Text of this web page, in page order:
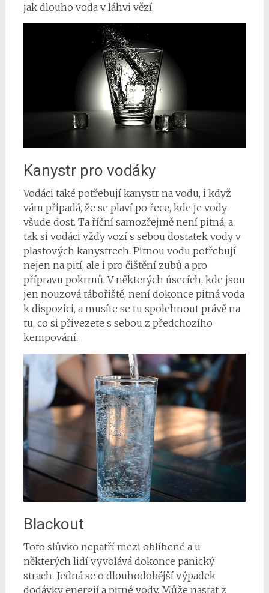
jak dlouho voda v láhvi vězí.
Kanystr pro vodáky
Vodáci také potřebují kanystr na vodu, i když
vám připadá, že se plaví po řece, kde je vody
všude dost. Ta říční samozřejmě není pitná, a
tak si vodáci vždy vozí s sebou dostatek vody v
plastových kanystrech. Pitnou vodu potřebují
nejen na pití, ale i pro čištění zubů a pro
přípravu pokrmů. V některých úsecích, kde jsou
jen nouzová tábořiště, není dokonce pitná voda
k dispozici, a musíte se tu spolehnout právě na
tu, co si přivezete s sebou z předchozího
kempování.
Blackout
Toto slůvko nepatří mezi oblíbené a u
některých lidí vyvolává dokonce panický
strach. Jedná se o dlouhodobější výpadek
dodávky energií a pitné vody. Může nastat z